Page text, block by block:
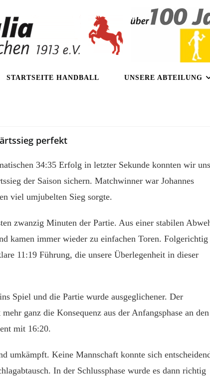
STARTSEITE HANDBALL UNSERE ABTEILUNG
perfekt
34:35 Erfolg in letzter Sekunde konnten wir uns
der Saison sichern. Matchwinner war Johannes
viel umjubelten Sieg sorgte.
zwanzig Minuten der Partie. Aus einer stabilen
kamen immer wieder zu einfachen Toren. Folgerichtig
11:19 Führung, die unsere Überlegenheit in dieser
Spiel und die Partie wurde ausgeglichener. Der
ganz die Konsequenz aus der Anfangsphase an den
mit 16:20.
umkämpft. Keine Mannschaft konnte sich
In der Schlussphase wurde es dann richtig